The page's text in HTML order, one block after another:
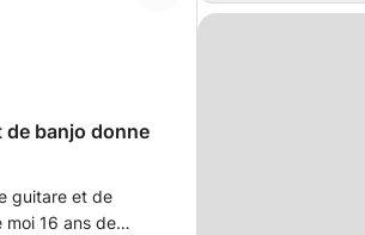
de banjo donne
guitare et de
moi 16 ans de